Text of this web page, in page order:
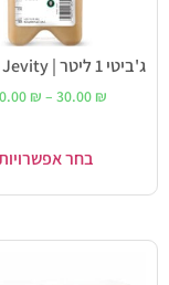
ג'ביטי 1 ליטר | Abbott Jevity
30.00 ₪
–
₪
בחר